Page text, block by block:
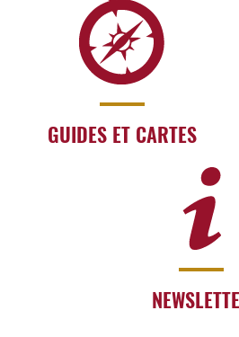
GUIDES ET CARTES